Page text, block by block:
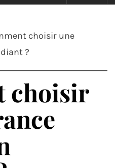
choisir une
?
choisir